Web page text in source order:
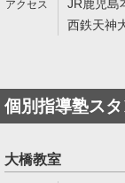
JR鹿児島
西鉄天神
個別指導塾ス
大橋教室